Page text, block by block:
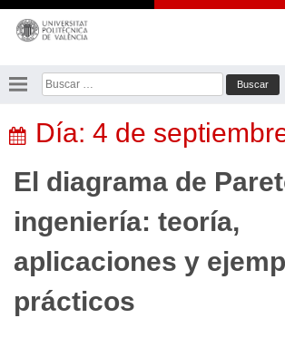
Saltar
contenido
Buscar:
Día: 4 de
El diagrama de
ingeniería: teoría,
aplicaciones y
prácticos